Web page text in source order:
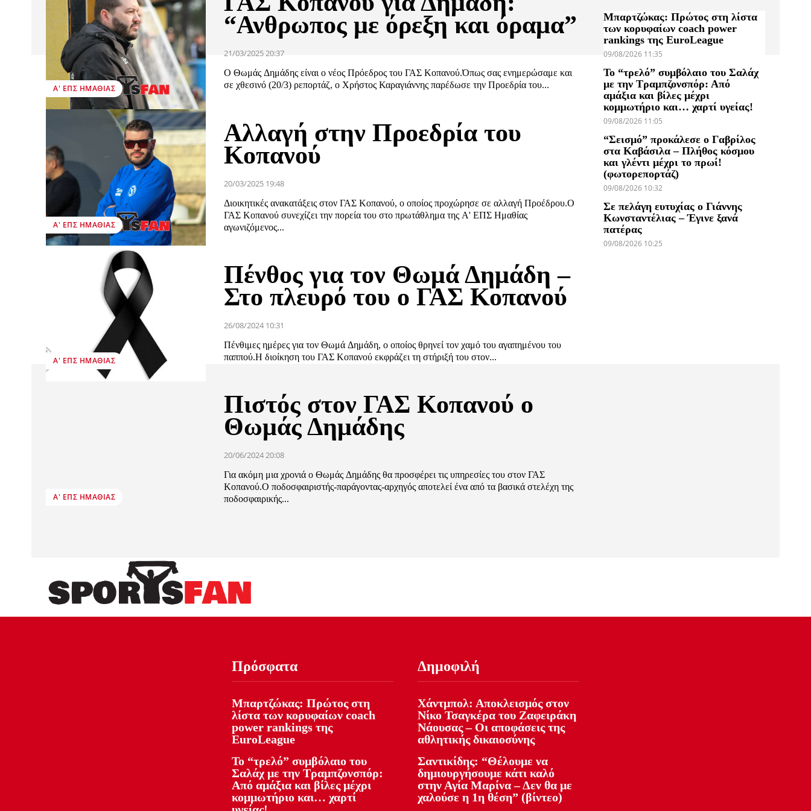
Α' ΕΠΣ ΗΜΑΘΊΑΣ
“Ανθρωπος με όρεξη και όραμα”
21/03/2025 20:37
Ο Θωμάς Δημάδης είναι ο νέος Πρόεδρος του ΓΑΣ Κοπανού.Όπως σας ενημερώσαμε και
σε χθεσινό (20/3) ρεπορτάζ, ο Χρήστος Καραγιάννης παρέδωσε την Προεδρία του...
Α' ΕΠΣ ΗΜΑΘΊΑΣ
Αλλαγή στην Προεδρία του
Κοπανού
20/03/2025 19:48
Διοικητικές ανακατάξεις στον ΓΑΣ Κοπανού, ο οποίος προχώρησε σε αλλαγή Προέδρου.Ο
ΓΑΣ Κοπανού συνεχίζει την πορεία του στο πρωτάθλημα της Α' ΕΠΣ Ημαθίας
αγωνιζόμενος...
Α' ΕΠΣ ΗΜΑΘΊΑΣ
Πένθος για τον Θωμά Δημάδη –
Στο πλευρό του ο ΓΑΣ Κοπανού
26/08/2024 10:31
Πένθιμες ημέρες για τον Θωμά Δημάδη, ο οποίος θρηνεί τον χαμό του αγαπημένου του
παππού.Η διοίκηση του ΓΑΣ Κοπανού εκφράζει τη στήριξή του στον...
Α' ΕΠΣ ΗΜΑΘΊΑΣ
Πιστός στον ΓΑΣ Κοπανού ο
Θωμάς Δημάδης
20/06/2024 20:08
Για ακόμη μια χρονιά ο Θωμάς Δημάδης θα προσφέρει τις υπηρεσίες του στον ΓΑΣ
Κοπανού.Ο ποδοσφαιριστής-παράγοντας-αρχηγός αποτελεί ένα από τα βασικά στελέχη της
ποδοσφαιρικής...
Μπαρτζώκας: Πρώτος στη λίστα
των κορυφαίων coach power
rankings της EuroLeague
09/08/2026 11:35
Το “τρελό” συμβόλαιο του Σαλάχ
με την Τραμπζονσπόρ: Από
αμάξια και βίλες μέχρι
κομμωτήριο και… χαρτί υγείας!
09/08/2026 11:05
“Σεισμό” προκάλεσε ο Γαβρίλος
στα Καβάσιλα – Πλήθος κόσμου
και γλέντι μέχρι το πρωί!
(φωτορεπορτάζ)
09/08/2026 10:32
Σε πελάγη ευτυχίας ο Γιάννης
Κωνσταντέλιας – Έγινε ξανά
πατέρας
09/08/2026 10:25
Πρόσφατα
Μπαρτζώκας: Πρώτος στη
λίστα των κορυφαίων coach
power rankings της
EuroLeague
Το “τρελό” συμβόλαιο του
Σαλάχ με την Τραμπζονσπόρ:
Από αμάξια και βίλες μέχρι
κομμωτήριο και… χαρτί
Δημοφιλή
Χάντμπολ: Αποκλεισμός στον
Νίκο Τσαγκέρα του Ζαφειράκη
Νάουσας – Οι αποφάσεις της
αθλητικής δικαιοσύνης
Σαντικίδης: “Θέλουμε να
δημιουργήσουμε κάτι καλό
στην Αγία Μαρίνα – Δεν θα με
χαλούσε η 1η θέση” (βίντεο)